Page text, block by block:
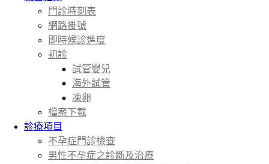
門診時刻表
網路掛號
即時候診進度
初診
試管嬰兒
海外試管
凍卵
檔案下載
診療項目
不孕症門診檢查
男性不孕症之診斷及治療